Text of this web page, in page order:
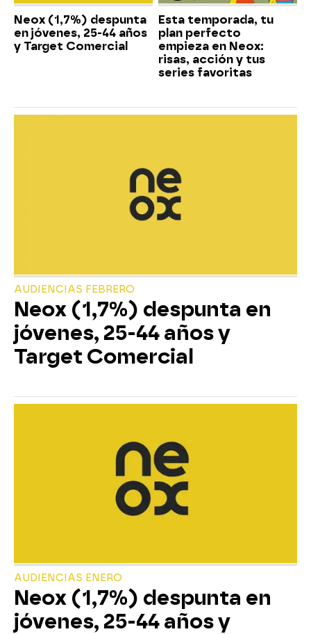
Neox (1,7%) despunta
en jóvenes, 25-44 años
y Target Comercial
Esta temporada, tu
plan perfecto
empieza en Neox:
risas, acción y tus
series favoritas
AUDIENCIAS FEBRERO
Neox (1,7%) despunta en
jóvenes, 25-44 años y
Target Comercial
AUDIENCIAS ENERO
Neox (1,7%) despunta en
jóvenes, 25-44 años y